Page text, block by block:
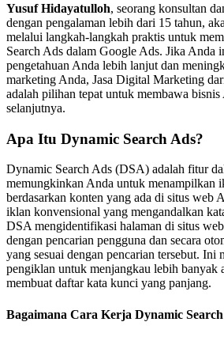
Yusuf Hidayatulloh, seorang konsultan
dengan pengalaman lebih dari 15 tahun,
melalui langkah-langkah praktis untuk
Search Ads dalam Google Ads. Jika Anda
pengetahuan Anda lebih lanjut dan
marketing Anda, Jasa Digital Marketing
adalah pilihan tepat untuk membawa
selanjutnya.
Apa Itu Dynamic Search Ads?
Dynamic Search Ads (DSA) adalah fitur
memungkinkan Anda untuk menampilkan
berdasarkan konten yang ada di situs web
iklan konvensional yang mengandalkan
DSA mengidentifikasi halaman di situs
dengan pencarian pengguna dan secara
yang sesuai dengan pencarian tersebut. Ini
pengiklan untuk menjangkau lebih banyak
membuat daftar kata kunci yang panjang.
Bagaimana Cara Kerja Dynamic